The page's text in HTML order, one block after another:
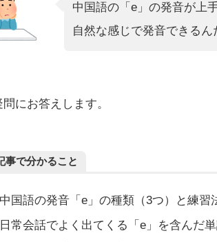
中国語の「e」の発音が上
自然な感じで発音できるん
にお答えします。
事で分かること
中国語の発音「e」の種類（3つ）と練習
日常会話でよく出てくる「e」を含んだ